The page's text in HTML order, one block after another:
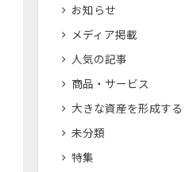
お知らせ
メディア掲載
人気の記事
商品・サービス
大きな資産を形成する
未分類
特集